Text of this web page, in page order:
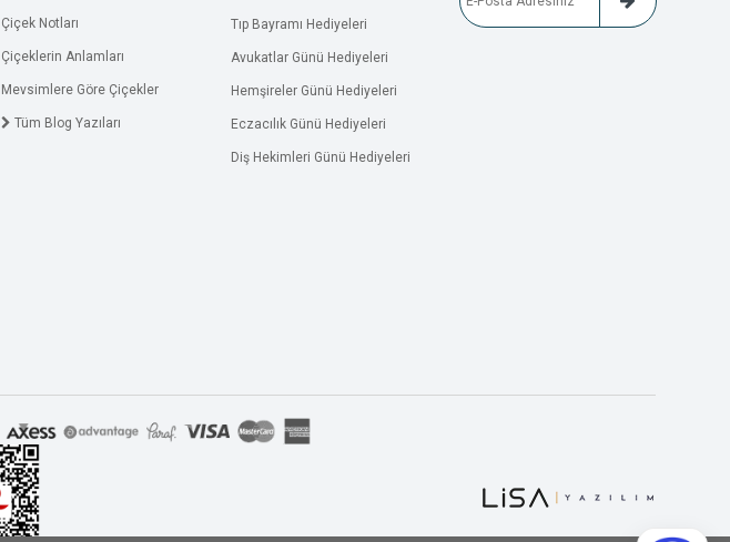
Çiçek Notları
Çiçeklerin Anlamları
Mevsimlere Göre Çiçekler
Tüm Blog Yazıları
Tıp Bayramı Hediyeleri
Avukatlar Günü Hediyeleri
Hemşireler Günü Hediyeleri
Eczacılık Günü Hediyeleri
Diş Hekimleri Günü Hediyeleri